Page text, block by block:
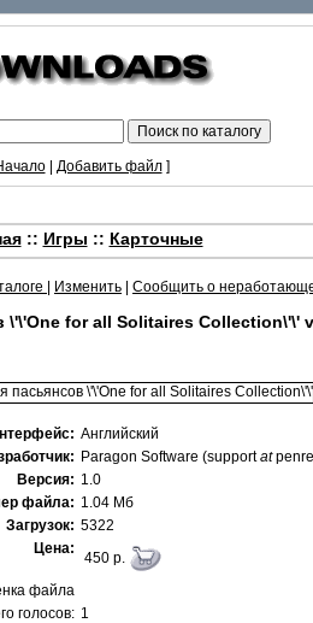
| Добавить файл]
:: Игры :: Карточные
Изменить Сообщить о
\'\'One for all Solitaires Collection\'\'
Английский
Paragon Software (supportat
Версия: 1.0
файла: 1.04 Мб
Загрузок: 5322
Цена:
450 p.
файла
голосов: 1